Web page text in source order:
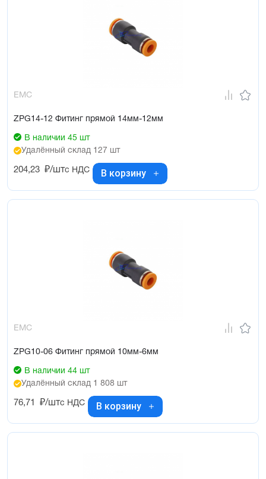
EMC
ZPG14-12 Фитинг прямой 14мм-12мм
В наличии 45 шт
Удалённый склад 127 шт
204,23 ₽/штс НДС В корзину
EMC
ZPG10-06 Фитинг прямой 10мм-6мм
В наличии 44 шт
Удалённый склад 1 808 шт
76,71 ₽/штс НДС В корзину